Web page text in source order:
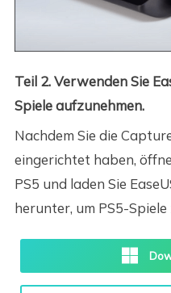
Teil 2. Verwenden Sie
Spiele aufzunehmen.
Nachdem Sie die
eingerichtet haben,
PS5 und laden Sie
herunter, um PS5-